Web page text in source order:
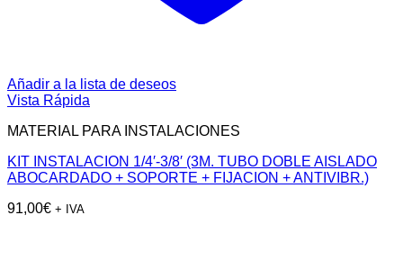
Añadir a la lista de deseos
Vista Rápida
MATERIAL PARA INSTALACIONES
KIT INSTALACION 1/4′-3/8′ (3M. TUBO DOBLE AISLADO
ABOCARDADO + SOPORTE + FIJACION + ANTIVIBR.)
91,00€ + IVA